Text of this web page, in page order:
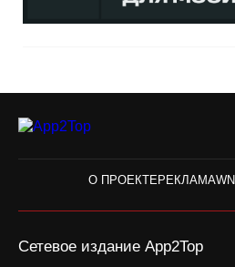
О ПРОЕКТЕРЕКЛАМА
Сетевое издание App2Top